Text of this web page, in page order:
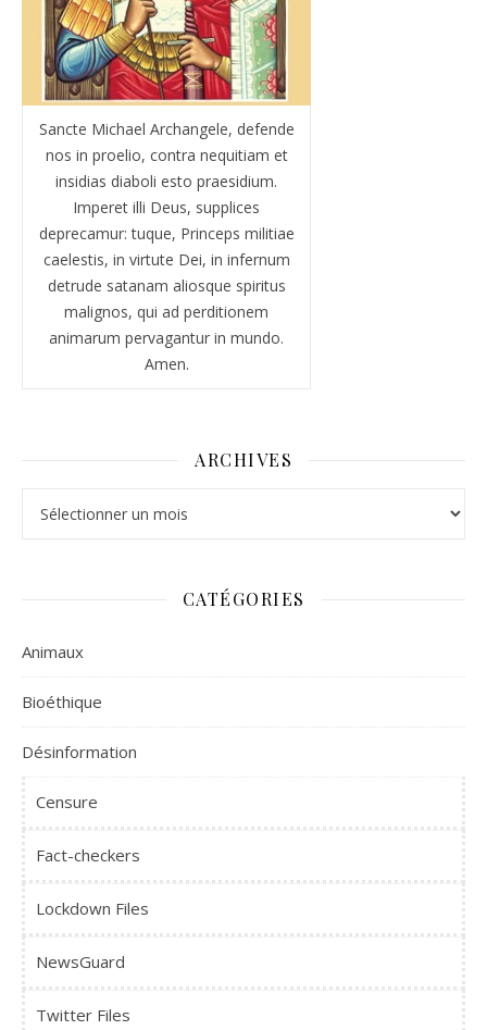
Sancte Michael Archangele, defende
nos in proelio, contra nequitiam et
insidias diaboli esto praesidium.
Imperet illi Deus, supplices
deprecamur: tuque, Princeps militiae
caelestis, in virtute Dei, in infernum
detrude satanam aliosque spiritus
malignos, qui ad perditionem
animarum pervagantur in mundo.
Amen.
ARCHIVES
CATÉGORIES
Animaux
Bioéthique
Désinformation
Censure
Fact-checkers
Lockdown Files
NewsGuard
Twitter Files